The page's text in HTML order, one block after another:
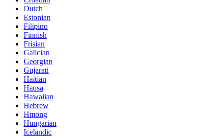
Dutch
Estonian
Filipino
Finnish
Frisian
Galician
Georgian
Gujarati
Haitian
Hausa
Hawaiian
Hebrew
Hmong
Hungarian
Icelandic